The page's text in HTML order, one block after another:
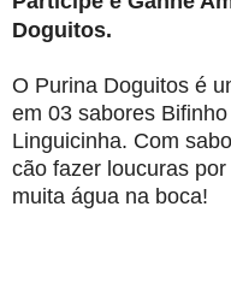
Doguitos.
O Purina Doguitos é
em 03 sabores
Linguicinha. Com
cão fazer loucuras
muita água na boca!